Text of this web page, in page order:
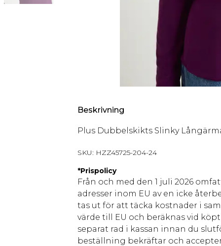
Beskrivning
Plus Dubbelskikts Slinky
SKU: HZZ45725-204-24
*Prispolicy
Från och med den 1 juli 2026
adresser inom EU av en icke
tas ut för att täcka kostnader i
värde till EU och beräknas vid
separat rad i kassan innan du
beställning bekräftar och